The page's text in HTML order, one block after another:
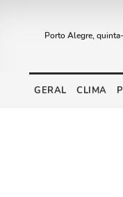
Porto Alegre,
GERAL CLIMA